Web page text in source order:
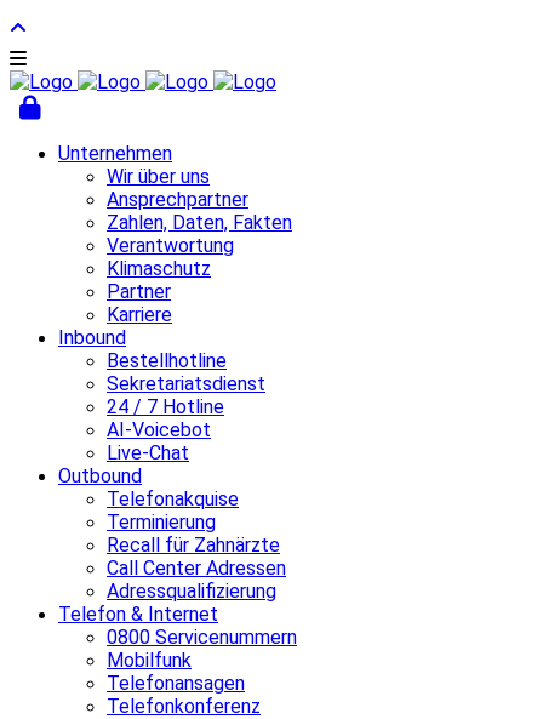
Unternehmen
Wir über uns
Ansprechpartner
Zahlen, Daten, Fakten
Verantwortung
Klimaschutz
Partner
Karriere
Inbound
Bestellhotline
Sekretariatsdienst
24 / 7 Hotline
AI-Voicebot
Live-Chat
Outbound
Telefonakquise
Terminierung
Recall für Zahnärzte
Call Center Adressen
Adressqualifizierung
Telefon & Internet
0800 Servicenummern
Mobilfunk
Telefonansagen
Telefonkonferenz